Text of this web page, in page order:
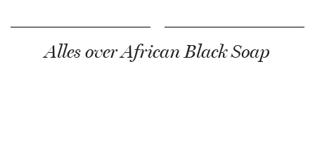
Alles over African Black Soap